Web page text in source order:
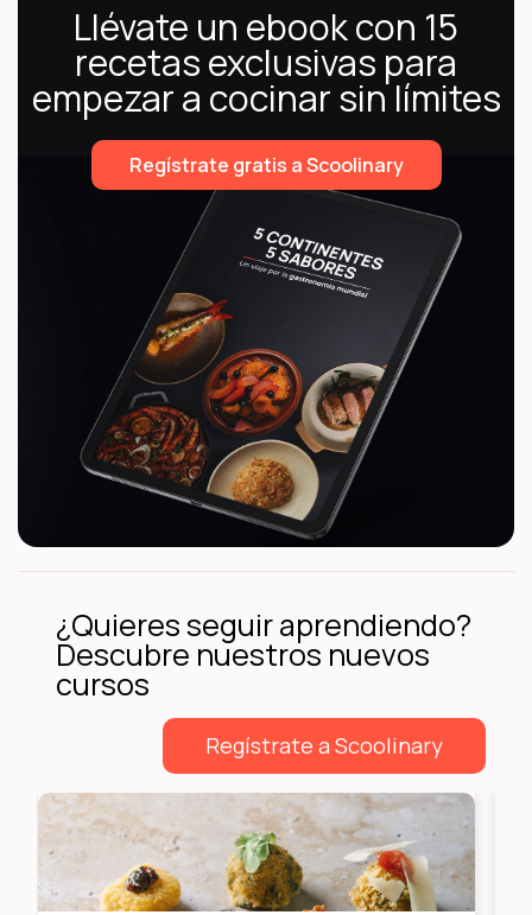
Llévate un ebook con 15
recetas exclusivas para
empezar a cocinar sin límites
Regístrate gratis a Scoolinary
¿Quieres seguir aprendiendo?
Descubre nuestros nuevos
cursos
Regístrate a Scoolinary